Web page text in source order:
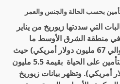
بحسب الحالة والجنس والعمر
التي سددتها زيوريخ من يناير
2014 ولغاية ديسمبر 2016 في منطقة الشرق الأوسط ما
يقارب 250 مليون درهم (حوالي 67 مليون دولار أمريكي) حيث
تمت تغطية أكبر تعويضات التأمين على الحياة بقيمة 5.5 مليون
مليون دولار أمريكي). وتظهر بيانات زيوريخ